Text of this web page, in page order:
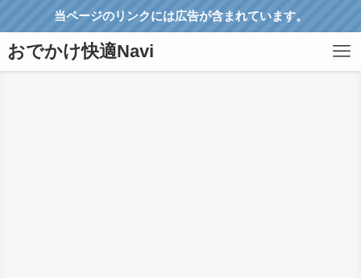
当ページのリンクには広告が含まれています。
おでかけ快適Navi